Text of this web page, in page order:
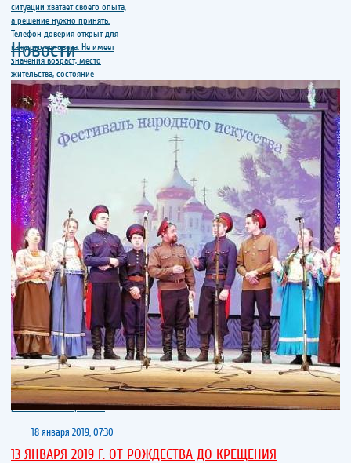
Новости
18 января 2019, 07:30
13 ЯНВАРЯ 2019 Г. ОТ РОЖДЕСТВА ДО КРЕЩЕНИЯ